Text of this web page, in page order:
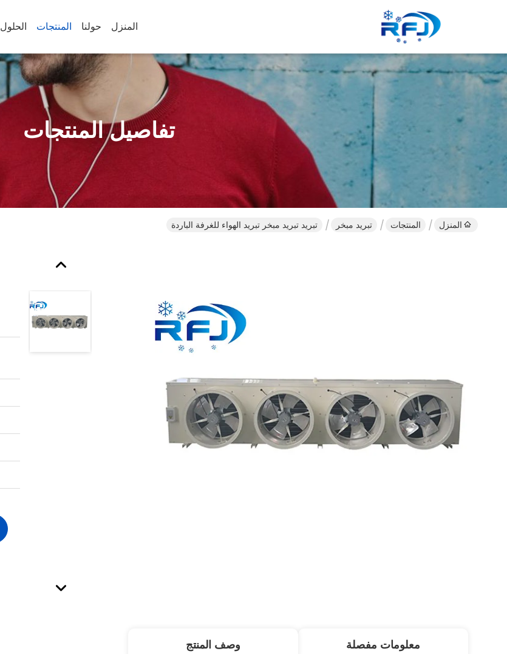
المنزل حولنا المنتجات الحلول
تفاصيل المنتجات
المنزل المنتجات تبريد مبخر تبريد تبريد مبخر تبريد الهواء للغرفة الباردة
معلومات مفصلة وصف المنتج